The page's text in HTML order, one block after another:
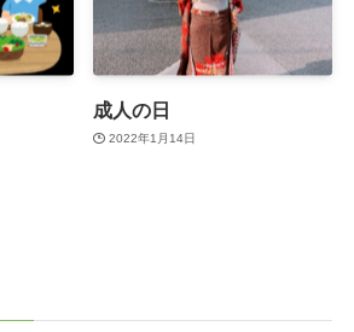
成人の日
2022年1月14日